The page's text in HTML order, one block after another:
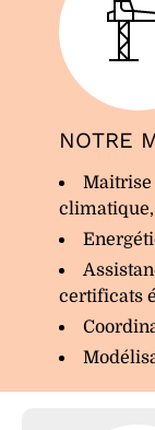
NOTRE
Maitrise
certificats